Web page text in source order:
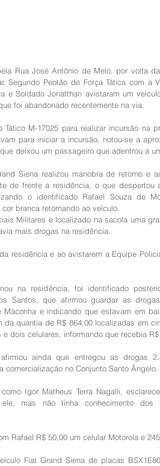
Rua José Antônio de Melo, por volta
Segundo Peotão de Força Tática com a
e Soldado Jonatthan avistaram um
foi abandonado recentemente na via.
M-17025 para realizar incursão na
para iniciar a incursão, notou-se a
deixou um passageiro que adentrou a
Siena realizou manobra de retorno e
de frente a residência, o que
o identificado Rafael Souza de
branca retornando ao veículo.
Militares e localizado na sacola uma
mais drogas na residência.
residência e ao avistarem a Equipe
na residência, foi identificado
Santos, que afirmou guardar as
Maconha e indicando que estavam em
da quantia de R$ 864,00 localizadas em
dois celulares, informando que recebia R$
ainda que entregou as drogas
comercialização no Conjunto Santo Ângelo.
Igor Matheus Terra Nagalli,
mas não tinha conhecimento
Rafael R$ 50,00 um celular Motorola e
Fiat Grand Siena de placas